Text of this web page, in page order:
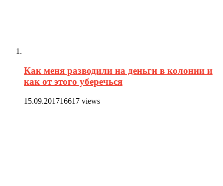
Как меня разводили на деньги в колонии и
как от этого уберечься
15.09.201716617 views